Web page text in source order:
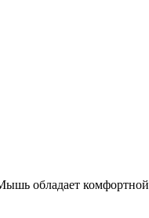
обладает